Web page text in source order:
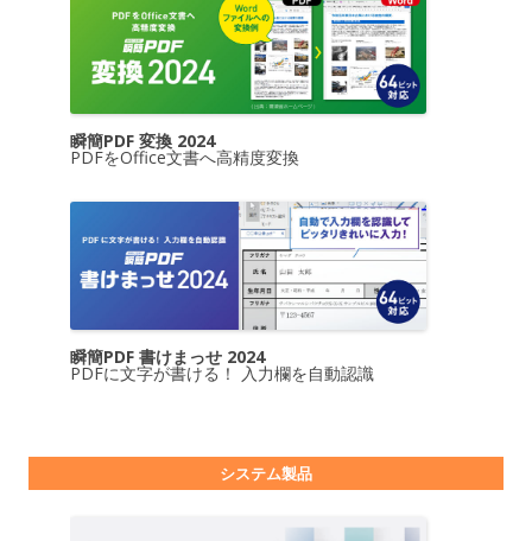
瞬簡PDF 変換 2024
PDFをOffice文書へ高精度変換
瞬簡PDF 書けまっせ 2024
PDFに文字が書ける！ 入力欄を自動認識
システム製品